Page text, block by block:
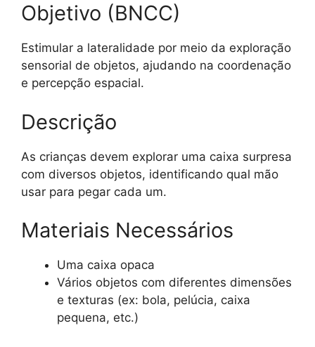
Objetivo (BNCC)
Estimular a lateralidade por meio da exploração
sensorial de objetos, ajudando na coordenação
e percepção espacial.
Descrição
As crianças devem explorar uma caixa surpresa
com diversos objetos, identificando qual mão
usar para pegar cada um.
Materiais Necessários
Uma caixa opaca
Vários objetos com diferentes dimensões
e texturas (ex: bola, pelúcia, caixa
pequena, etc.)